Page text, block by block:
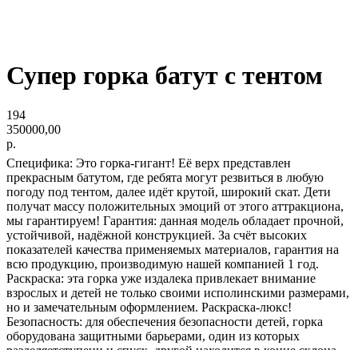
Супер горка батут с тентом
194
350000,00
р.
Специфика: Это горка-гигант! Её верх представлен
прекрасным батутом, где ребята могут резвиться в любую
погоду под тентом, далее идёт крутой, широкий скат. Дети
получат массу положительных эмоций от этого аттракциона,
мы гарантируем! Гарантия: данная модель обладает прочной,
устойчивой, надёжной конструкцией. За счёт высоких
показателей качества применяемых материалов, гарантия на
всю продукцию, производимую нашей компанией 1 год.
Раскраска: эта горка уже издалека привлекает внимание
взрослых и детей не только своими исполинскими размерами,
но и замечательным оформлением. Раскраска-люкс!
Безопасность: для обеспечения безопасности детей, горка
оборудована защитными барьерами, один из которых